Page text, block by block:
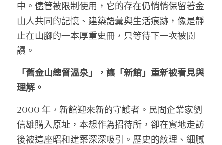
中。儘管被限制使用，它的存在仍悄悄保留著金
山人共同的記憶、建築語彙與生活痕跡，像是靜
止在山腳的一本厚重史冊，只等待下一次被閱
讀。
「舊金山總督溫泉」，讓「新館」重新被看見與
理解。
2000 年，新館迎來新的守護者。民間企業家劉
信雄購入原址，本想作為招待所，卻在實地走訪
後被這座昭和建築深深吸引。歷史的紋理、細膩